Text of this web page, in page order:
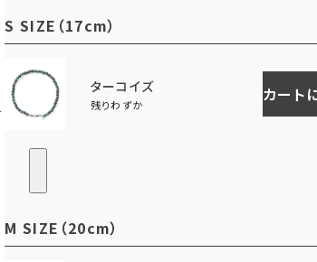
S SIZE（17cm）
ターコイズ
残りわずか カート
M SIZE（20cm）